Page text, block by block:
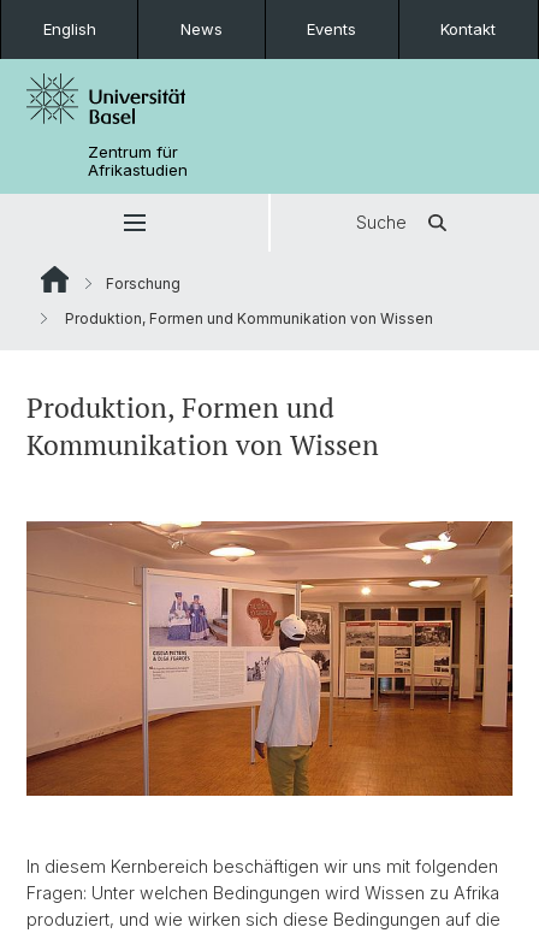
English News Events Kontakt
Zentrum für
Afrikastudien
Suche
Forschung
Produktion, Formen und Kommunikation von Wissen
Produktion, Formen und
Kommunikation von Wissen
In diesem Kernbereich beschäftigen wir uns mit folgenden
Fragen: Unter welchen Bedingungen wird Wissen zu Afrika
produziert, und wie wirken sich diese Bedingungen auf die